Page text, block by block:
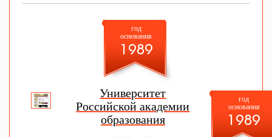
год
основания
1989
Университет
Российской академии
образования
год
основания
1989